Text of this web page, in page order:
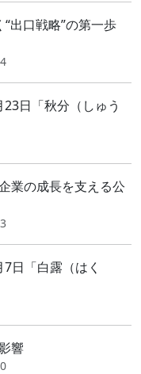
出口戦略”の第一歩
日「秋分（しゅう
業の成長を支える公
「白露（はく
響